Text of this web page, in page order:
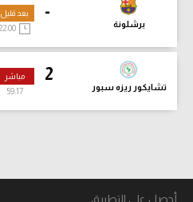
-
برشلونة
بعد قليل
2
تشايكور ريزه سبور
مباشر
59:19
أحصل على التطبيق